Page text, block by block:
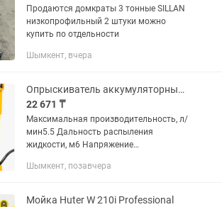
Продаются домкраты 3 тонные SILLAN
низкопрофильный 2 штуки можно
купить по отдельности
Шымкент, вчера
Опрыскиватель аккумуляторный Huter SP-16AC
22 671 ₸
Максимальная производительность, л/
мин5.5 Дальность распыления
жидкости, м6 Напряжение
аккумуляторасвинцово-кислотный
для распыления,...
Шымкент, позавчера
Мойка Huter W 210i Professional